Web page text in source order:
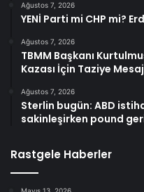
Ağustos 7, 2026
YENİ Parti mi CHP mi?
Ağustos 7, 2026
TBMM Başkanı
Kazası İçin Taziye
Ağustos 7, 2026
Sterlin bugün: ABD
sakinleşirken pound
Rastgele Haberler